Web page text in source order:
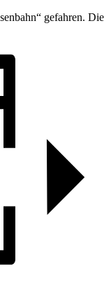
gefahren. Die